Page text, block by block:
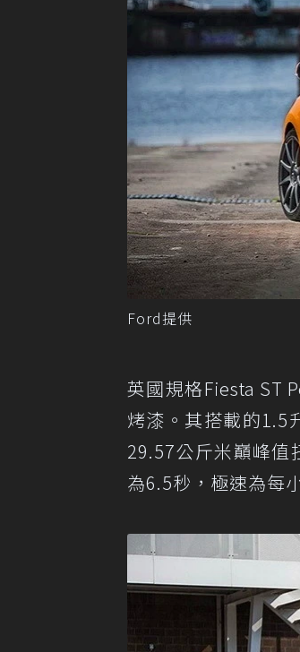
Ford提供
英國規格Fiesta ST
烤漆。其搭載的1.5
29.57公斤米巔峰值
為6.5秒，極速為每